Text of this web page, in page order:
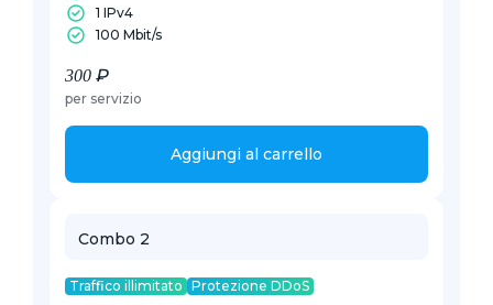
1 IPv4
100 Mbit/s
300 ₽
per servizio
Aggiungi al carrello
Combo 2
Traffico illimitato Protezione DDoS